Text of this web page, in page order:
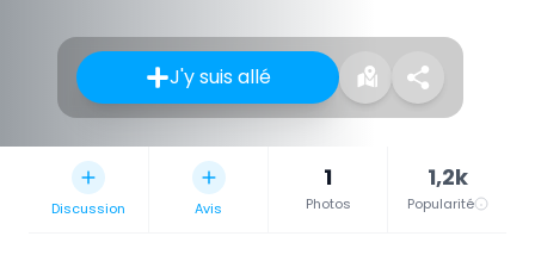
J'y suis allé
Discussion Avis
1
Photos
1,2k
Popularité